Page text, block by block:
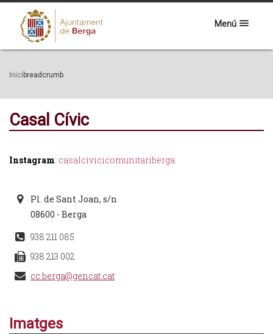
Menú
Inici breadcrumb
Casal Cívic
Instagram: casalcivicicomunitariberga
Pl. de Sant Joan, s/n
08600 - Berga
938 211 085
938 213 002
cc.berga@gencat.cat
Imatges